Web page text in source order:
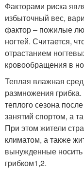
Факторами риска
избыточный вес,
фактор – пожилые
ногтей. Считается,
отрастанием
кровообращения в
Теплая влажная
размножения
теплого сезона
занятий спортом, а
При этом жители
климатом, а также
вынужденные
грибком1,2.